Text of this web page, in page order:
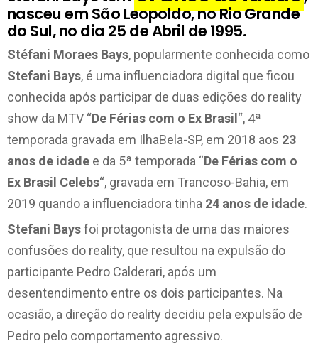
nasceu em São Leopoldo, no Rio Grande
do Sul, no dia 25 de Abril de 1995.
Stéfani Moraes Bays, popularmente conhecida como
Stefani Bays, é uma influenciadora digital que ficou
conhecida após participar de duas edições do reality
show da MTV “De Férias com o Ex Brasil “, 4ª
temporada gravada em IlhaBela-SP, em 2018 aos 23
anos de idade e da 5ª temporada “De Férias com o
Ex Brasil Celebs“, gravada em Trancoso-Bahia, em
2019 quando a influenciadora tinha 24 anos de idade.
Stefani Baysfoi protagonista de uma das maiores
confusões do reality, que resultou na expulsão do
participante Pedro Calderari, após um
desentendimento entre os dois participantes. Na
ocasião, a direção do reality decidiu pela expulsão de
Pedro pelo comportamento agressivo.